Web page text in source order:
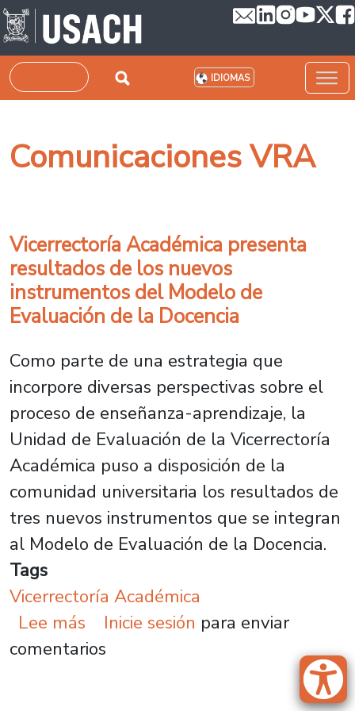
Pasar al contenido principal
Buscar IDIOMAS
Comunicaciones VRA
Vicerrectoría Académica presenta
resultados de los nuevos
instrumentos del Modelo de
Evaluación de la Docencia
Como parte de una estrategia que
incorpore diversas perspectivas sobre el
proceso de enseñanza-aprendizaje, la
Unidad de Evaluación de la Vicerrectoría
Académica puso a disposición de la
comunidad universitaria los resultados de
tres nuevos instrumentos que se integran
al Modelo de Evaluación de la Docencia.
Tags
Vicerrectoría Académica
Lee más sobre Vicerrectoría Académica
Inicie sesión para enviar
comentarios